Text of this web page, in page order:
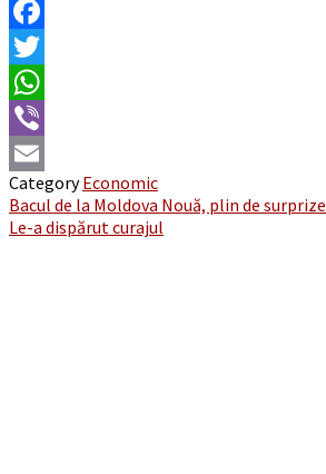
Facebook
Twitter
WhatsApp
Viber
Email
CategoryEconomic
Post
navigation
Bacul de la Moldova Nouă, plin de surprize
Le-a dispărut curajul